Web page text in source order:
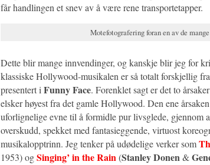
får handlingen et snev av å være rene transportetapper.
Motefotografering foran en av de
Dette blir mange innvendinger, og kanskje blir jeg for
klassiske Hollywood-musikalen er så totalt forskjellig
presentert i Funny Face. Forenklet sagt er det to
elsker høyest fra det gamle Hollywood. Den ene
uforlignelige evne til å formidle pur livsglede, gjennom
overskudd, spekket med fantasieggende, virtuost
musikalopptrinn. Jeg tenker på udødelige verker som
1953) ogSinging’ in the Rain(Stanley Donen&